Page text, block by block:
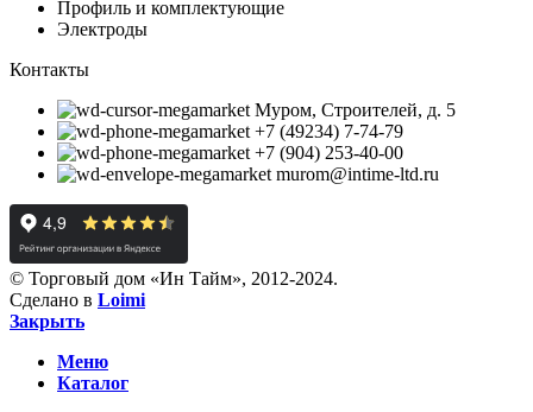
Профиль и комплектующие
Электроды
Контакты
Муром, Строителей, д. 5
+7 (49234) 7-74-79
+7 (904) 253-40-00
murom@intime-ltd.ru
© Торговый дом «Ин Тайм», 2012-2024.
Сделано в Loimi
Закрыть
Меню
Каталог